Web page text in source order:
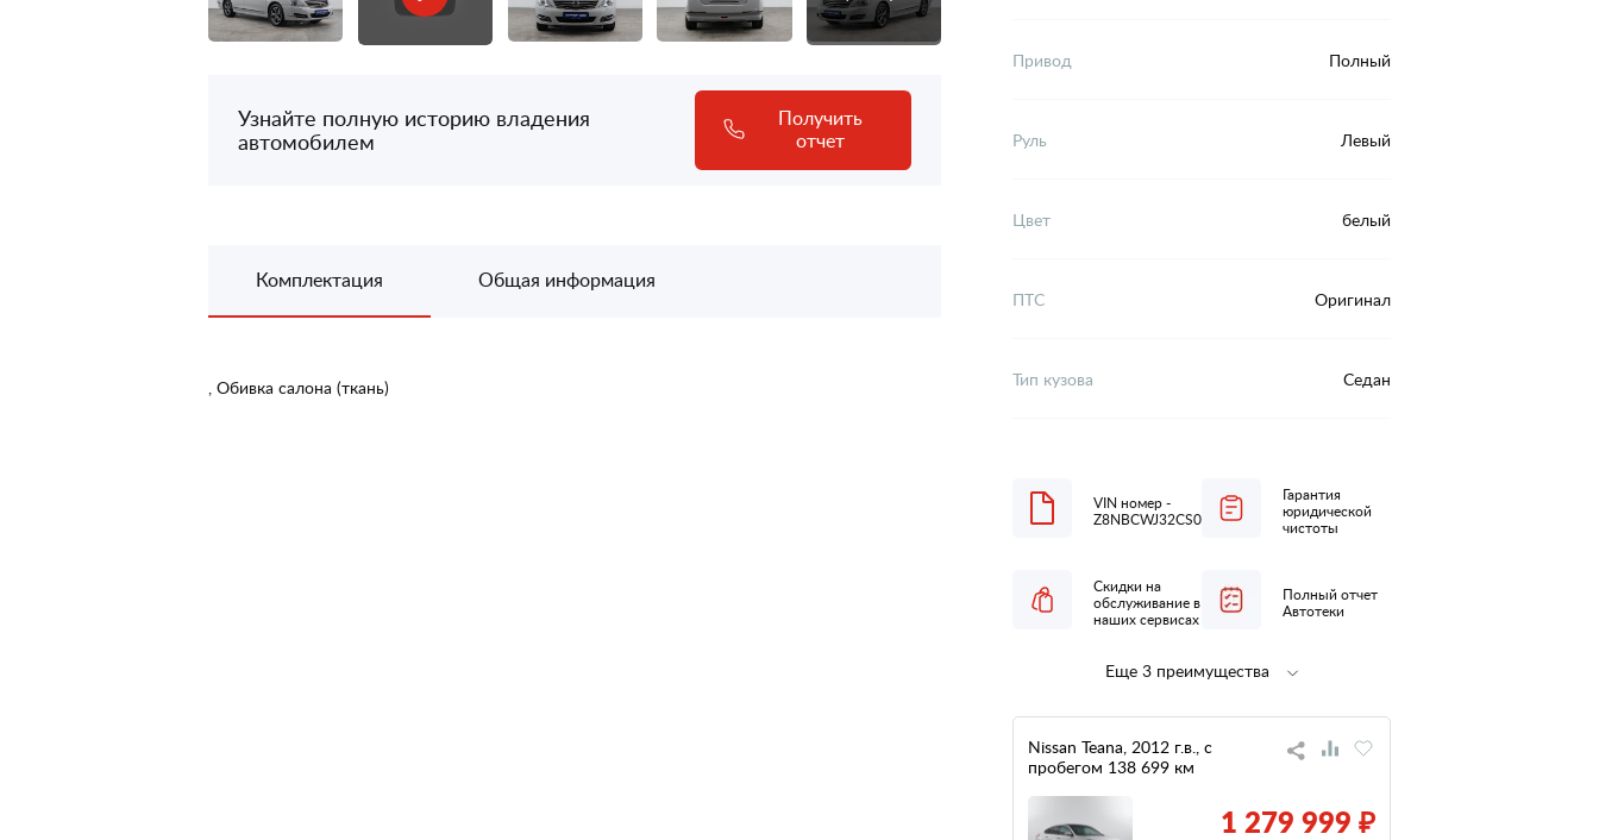
Узнайте полную историю владения
автомобилем
Получить
отчет
Комплектация Общая информация
, Обивка салона (ткань)
Привод Полный
Руль Левый
Цвет белый
ПТС Оригинал
Тип кузова Седан
VIN номер -
Z8NBCWJ32CS036198
Гарантия
юридической
чистоты
Скидки на
обслуживание в
наших сервисах
Полный отчет
Автотеки
Полная
низкий
налог
Еще 3 преимущества
Nissan Teana, 2012 г.в., с
пробегом 138 699 км
1 279 999 ₽